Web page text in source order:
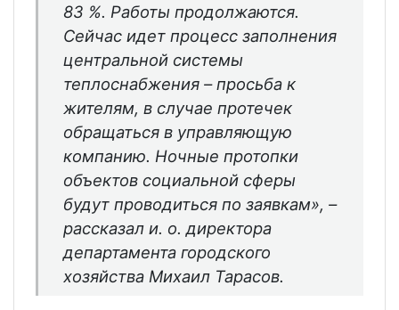
83 %. Работы продолжаются.
Сейчас идет процесс заполнения
центральной системы
теплоснабжения – просьба к
жителям, в случае протечек
обращаться в управляющую
компанию. Ночные протопки
объектов социальной сферы
будут проводиться по заявкам», –
рассказал и. о. директора
департамента городского
хозяйства Михаил Тарасов.